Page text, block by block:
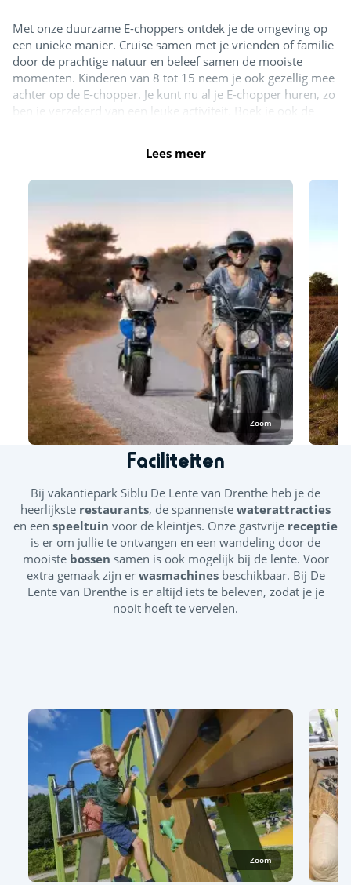
Met onze duurzame E-choppers ontdek je de omgeving op
een unieke manier. Cruise samen met je vrienden of familie
door de prachtige natuur en beleef samen de mooiste
momenten. Kinderen van 8 tot 15 neem je ook gezellig mee
achter op de E-chopper. Je kunt nu al je E-chopper huren, zo
ben je verzekerd van een leuke activiteit. Boek je ook de
of veranderde plannen. Ook heb je met onze glimlach
garantie geen eigen risico op per ongeluk opgelopen schade.
Boek nu direct:https://eurowheelz.eu/nl/locaties/siblu-
de-lente-van-drenthe/
E-Choppers
Lees meer
Zoom
Faciliteiten
Bij vakantiepark Siblu De Lente van Drenthe heb je de
heerlijkste restaurants, de spannenste waterattracties
en een speeltuin voor de kleintjes. Onze gastvrije receptie
is er om jullie te ontvangen en een wandeling door de
mooiste bossen samen is ook mogelijk bij de lente. Voor
extra gemaak zijn er wasmachines beschikbaar. Bij De
Lente van Drenthe is er altijd iets te beleven, zodat je je
nooit hoeft te vervelen.
Zoom